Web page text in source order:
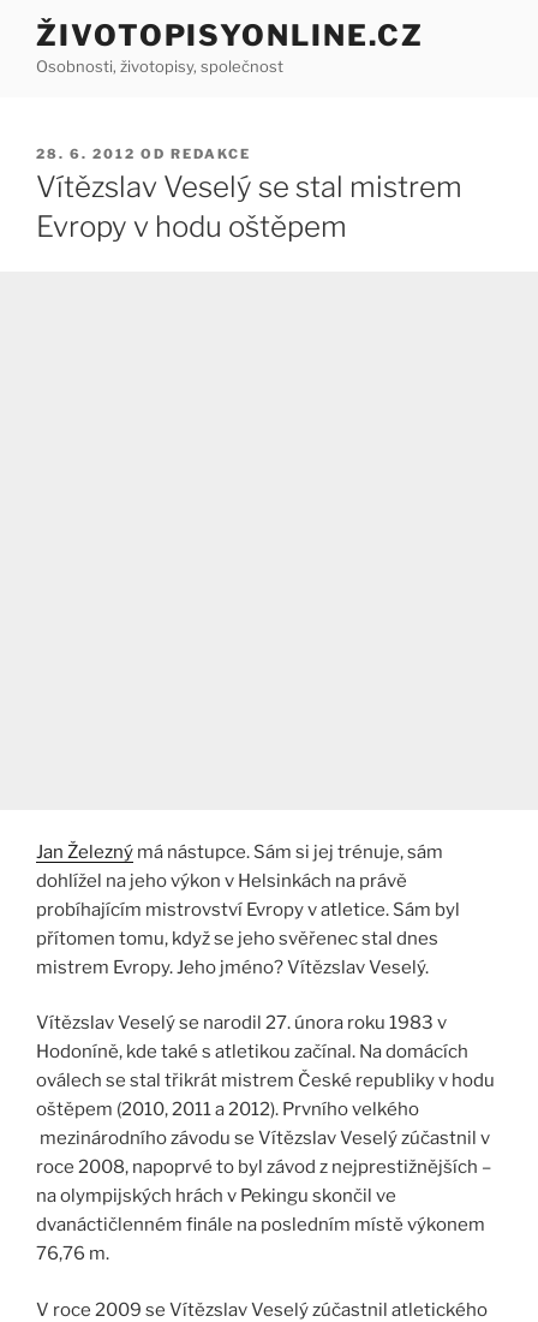
Přejít
obsahu
ŽIVOTOPISYONLINE.CZ
Osobnosti, životopisy, společnost
PUBLIKOVÁNO
28. 6. 2012 OD REDAKCE
Vítězslav Veselý se stal mistrem
Evropy v hodu oštěpem
Jan Železný má nástupce. Sám si jej trénuje, sám
dohlížel na jeho výkon v Helsinkách na právě
probíhajícím mistrovství Evropy v atletice. Sám byl
přítomen tomu, když se jeho svěřenec stal dnes
mistrem Evropy. Jeho jméno? Vítězslav Veselý.
Vítězslav Veselý se narodil 27. února roku 1983 v
Hodoníně, kde také s atletikou začínal. Na domácích
oválech se stal třikrát mistrem České republiky v hodu
oštěpem (2010, 2011 a 2012). Prvního velkého
mezinárodního závodu se Vítězslav Veselý zúčastnil v
roce 2008, napoprvé to byl závod z nejprestižnějších –
na olympijských hrách v Pekingu skončil ve
dvanáctičlenném finále na posledním místě výkonem
76,76 m.
V roce 2009 se Vítězslav Veselý zúčastnil atletického